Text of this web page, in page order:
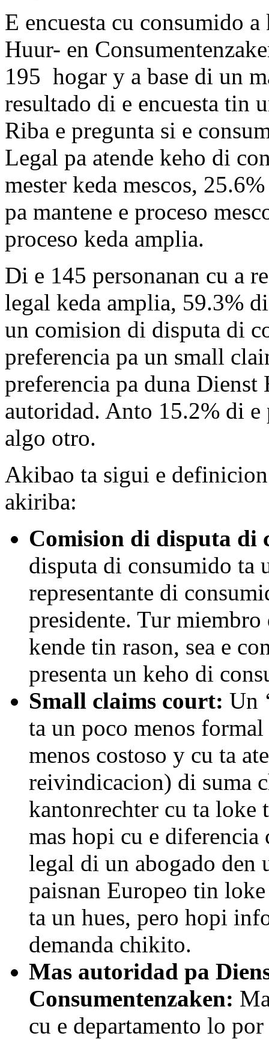
E encuesta cu consumido
Huur- en
195 hogar y a base di un
resultado di e encuesta tin
Riba e pregunta si e
Legal pa atende keho di
mester keda mescos,
pa mantene e proceso
proceso keda amplia.
Di e 145 personanan cu a
legal keda amplia, 59.3%
un comision di disputa di
preferencia pa un small
preferencia pa duna Dienst
autoridad. Anto 15.2% di
algo otro.
Akibao ta sigui e
akiriba:
Comision di disputa di
disputa di consumido ta
representante di
presidente. Tur
kende tin rason, sea e
presenta un keho di
Small claims court: Un
ta un poco menos
menos costoso y cu ta
reivindicacion) di suma
kantonrechter cu ta loke
mas hopi cu e diferencia
legal di un abogado den
paisnan Europeo tin
ta un hues, pero hopi
demanda chikito.
Mas autoridad pa
Consumentenzaken:
cu e departamento lo